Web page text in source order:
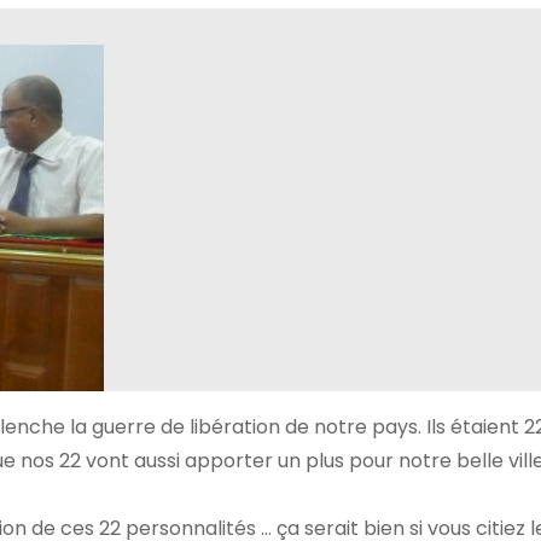
la guerre de libération de notre pays. Ils étaient
nos 22 vont aussi apporter un plus pour notre belle
de ces 22 personnalités … ça serait bien si vous citiez